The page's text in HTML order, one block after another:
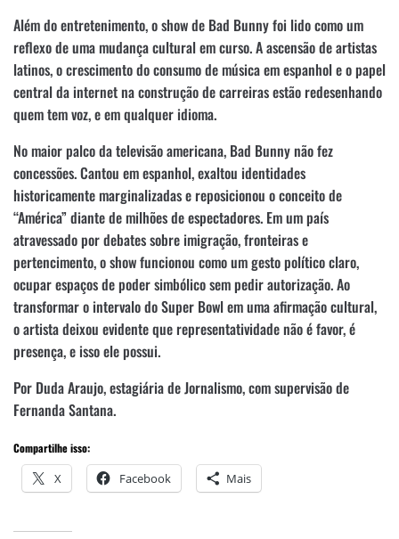
Além do entretenimento, o show de Bad Bunny foi lido como um
reflexo de uma mudança cultural em curso. A ascensão de artistas
latinos, o crescimento do consumo de música em espanhol e o papel
central da internet na construção de carreiras estão redesenhando
quem tem voz, e em qualquer idioma.
No maior palco da televisão americana, Bad Bunny não fez
concessões. Cantou em espanhol, exaltou identidades
historicamente marginalizadas e reposicionou o conceito de
“América” diante de milhões de espectadores. Em um país
atravessado por debates sobre imigração, fronteiras e
pertencimento, o show funcionou como um gesto político claro,
ocupar espaços de poder simbólico sem pedir autorização. Ao
transformar o intervalo do Super Bowl em uma afirmação cultural,
o artista deixou evidente que representatividade não é favor, é
presença, e isso ele possui.
Por Duda Araujo, estagiária de Jornalismo, com supervisão de
Fernanda Santana.
Compartilhe isso:
X Facebook Mais